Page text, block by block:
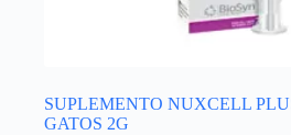
SUPLEMENTO NUXCELL
GATOS 2G